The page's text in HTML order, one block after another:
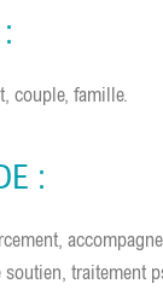
couple, famille.
:
traitement